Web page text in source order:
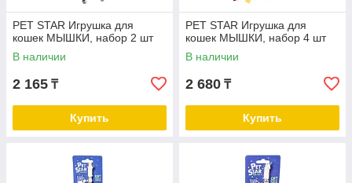
PET STAR Игрушка для
кошек МЫШКИ, набор 2 шт
В наличии
2 165 ₸
Купить
PET STAR Игрушка для
кошек МЫШКИ, набор 4 шт
В наличии
2 680 ₸
Купить